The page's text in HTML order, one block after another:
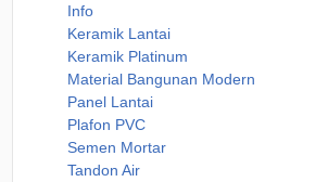
Info
Keramik Lantai
Keramik Platinum
Material Bangunan Modern
Panel Lantai
Plafon PVC
Semen Mortar
Tandon Air